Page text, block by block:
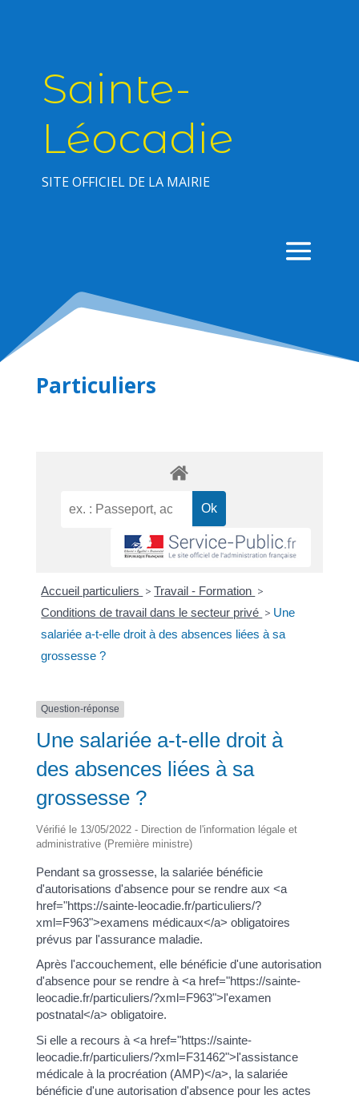
Sainte-
Léocadie
SITE OFFICIEL DE LA MAIRIE
Particuliers
Accueil particuliers > Travail - Formation >
Conditions de travail dans le secteur privé > Une
salariée a-t-elle droit à des absences liées à sa
grossesse ?
Question-réponse
Une salariée a-t-elle droit à
des absences liées à sa
grossesse ?
Vérifié le 13/05/2022 - Direction de l'information légale et
administrative (Première ministre)
Pendant sa grossesse, la salariée bénéficie
d'autorisations d'absence pour se rendre aux <a
href="https://sainte-leocadie.fr/particuliers/?
xml=F963">examens médicaux</a> obligatoires
prévus par l'assurance maladie.
Après l'accouchement, elle bénéficie d'une autorisation
d'absence pour se rendre à <a href="https://sainte-
leocadie.fr/particuliers/?xml=F963">l'examen
postnatal</a> obligatoire.
Si elle a recours à <a href="https://sainte-
leocadie.fr/particuliers/?xml=F31462">l'assistance
médicale à la procréation (AMP)</a>, la salariée
bénéficie d'une autorisation d'absence pour les actes